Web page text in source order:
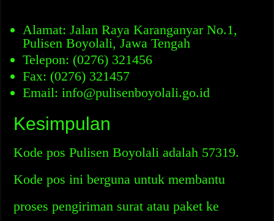
Alamat: Jalan Raya Karanganyar No.1,
Pulisen Boyolali, Jawa Tengah
Telepon: (0276) 321456
Fax: (0276) 321457
Email: info@pulisenboyolali.go.id
Kesimpulan
Kode pos Pulisen Boyolali adalah 57319.
Kode pos ini berguna untuk membantu
proses pengiriman surat atau paket ke